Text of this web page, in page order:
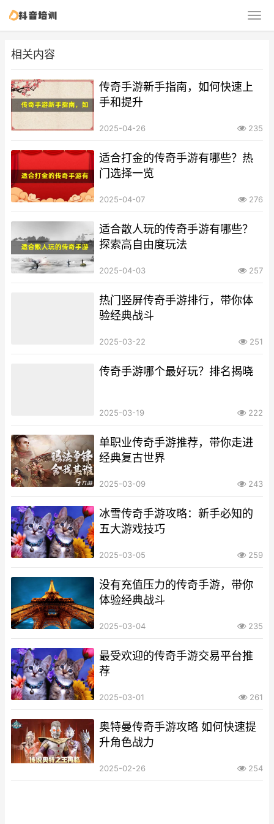
相关内容
传奇手游新手指南，如何快速上
手和提升
2025-04-26 235
适合打金的传奇手游有哪些？热
门选择一览
2025-04-07 276
适合散人玩的传奇手游有哪些？
探索高自由度玩法
2025-04-03 257
热门竖屏传奇手游排行，带你体
验经典战斗
2025-03-22 251
传奇手游哪个最好玩？排名揭晓
2025-03-19 222
单职业传奇手游推荐，带你走进
经典复古世界
2025-03-09 243
冰雪传奇手游攻略：新手必知的
五大游戏技巧
2025-03-05 259
没有充值压力的传奇手游，带你
体验经典战斗
2025-03-04 235
最受欢迎的传奇手游交易平台推
荐
2025-03-01 261
奥特曼传奇手游攻略 如何快速提
升角色战力
2025-02-26 254